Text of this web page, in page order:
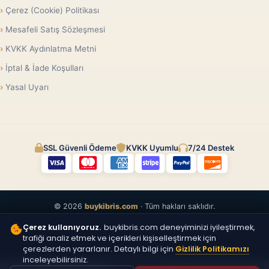
Çerez (Cookie) Politikası
Mesafeli Satış Sözleşmesi
KVKK Aydınlatma Metni
İptal & İade Koşulları
Yasal Uyarı
SSL Güvenli Ödeme KVKK Uyumlu 7/24 Destek
© 2026 buykibris.com · Tüm hakları saklıdır.
Çerez kullanıyoruz. buykibris.com deneyiminizi iyileştirmek,
trafiği analiz etmek ve içerikleri kişiselleştirmek için
çerezlerden yararlanır. Detaylı bilgi için Gizlilik Politikamızı
inceleyebilirsiniz.